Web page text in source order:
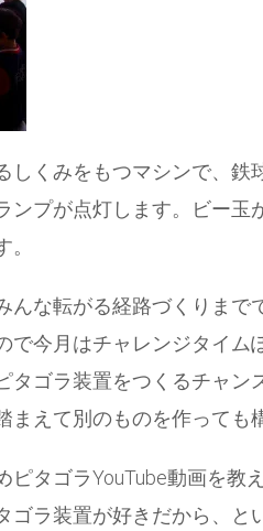
しくみをもつマシンで、鉄
ンプが点灯します。ビー玉
んな転がる経路づくりまで
で今月はチャレンジタイム
タゴラ装置をつくるチャン
えて別のものを作っても
タゴラYouTube動画を教
ゴラ装置が好きだから、と